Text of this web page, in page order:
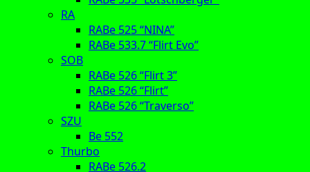
RA
RABe 525 “NINA”
RABe 533.7 “Flirt Evo”
SOB
RABe 526 “Flirt 3”
RABe 526 “Flirt”
RABe 526 “Traverso”
SZU
Be 552
Thurbo
RABe 526.2